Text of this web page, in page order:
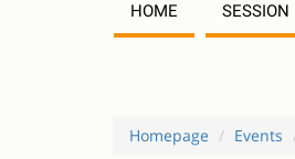
HOME SESSION
Homepage Events